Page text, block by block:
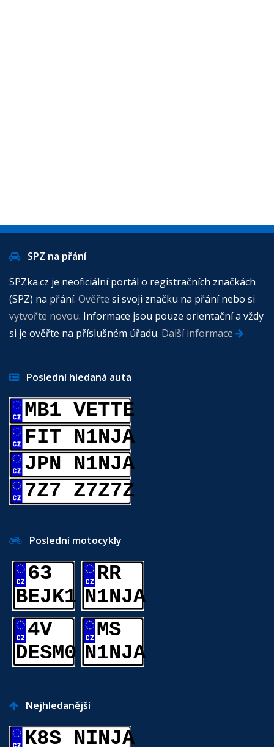
SPZ na přání
SPZka.cz je neoficiální portál o registračních značkách
(SPZ) na přání. Ověřte si svoji značku na přání nebo si
vytvořte novou. Informace jsou pouze orientační a vždy
si je ověřte na příslušném úřadu. Další informace
Poslední hledaná auta
MB1 VETTE
FIT N1NJA
JPN N1NJA
7Z7 Z7Z7Z
Poslední motocykly
63
BEJK1
RR
N1NJA
4V
DESM0
MS
N1NJA
Nejhledanější
K8S NINJA